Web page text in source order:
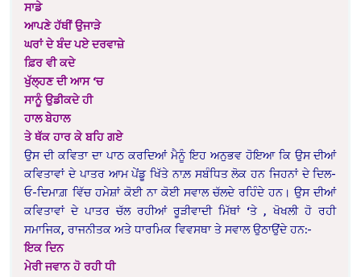
ਸਾਡੇ
ਆਪਣੇ ਹੱਥੀਂ ਉਜਾੜੇ
ਘਰਾਂ ਦੇ ਬੰਦ ਪਏ ਦਰਵਾਜ਼ੇ
ਫ਼ਿਰ ਵੀ ਕਦੇ
ਖੁੱਲ੍ਹਣ ਦੀ ਆਸ ‘ਚ
ਸਾਨੂੰ ਉਡੀਕਦੇ ਹੀ
ਹਾਲ ਬੇਹਾਲ
ਤੇ ਥੱਕ ਹਾਰ ਕੇ ਬਹਿ ਗਏ
ਉਸ ਦੀ ਕਵਿਤਾ ਦਾ ਪਾਠ ਕਰਦਿਆਂ ਮੈਨੂੰ ਇਹ ਅਨੁਭਵ ਹੋਇਆ ਕਿ ਉਸ ਦੀਆਂ
ਕਵਿਤਾਵਾਂ ਦੇ ਪਾਤਰ ਆਮ ਪੇਂਡੂ ਖਿੱਤੇ ਨਾਲ਼ ਸਬੰਧਿਤ ਲੋਕ ਹਨ ਜਿਹਨਾਂ ਦੇ ਦਿਲ-
ਓ-ਦਿਮਾਗ਼ ਵਿੱਚ ਹਮੇਸ਼ਾਂ ਕੋਈ ਨਾ ਕੋਈ ਸਵਾਲ ਚੱਲਦੇ ਰਹਿੰਦੇ ਹਨ। ਉਸ ਦੀਆਂ
ਕਵਿਤਾਵਾਂ ਦੇ ਪਾਤਰ ਚੱਲ ਰਹੀਆਂ ਰੂੜੀਵਾਦੀ ਮਿੱਥਾਂ ‘ਤੇ , ਖੋਖਲੀ ਹੋ ਰਹੀ
ਸਮਾਜਿਕ, ਰਾਜਨੀਤਕ ਅਤੇ ਧਾਰਮਿਕ ਵਿਵਸਥਾ ਤੇ ਸਵਾਲ ਉਠਾਉਂਦੇ ਹਨ:-
ਇਕ ਦਿਨ
ਮੇਰੀ ਜਵਾਨ ਹੋ ਰਹੀ ਧੀ